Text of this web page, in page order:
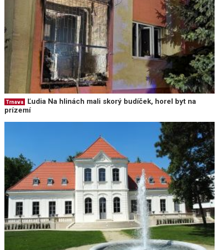
Trnava
Ľudia Na hlinách mali skorý budíček, horel byt na
prízemí